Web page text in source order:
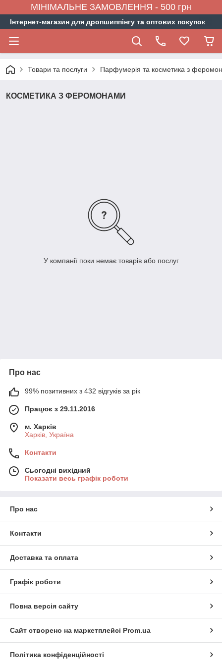
МІНІМАЛЬНЕ ЗАМОВЛЕННЯ - 500 грн
Інтернет-магазин для дропшиппінгу та оптових покупок
Товари та послуги Парфумерія та косметика з
КОСМЕТИКА З ФЕРОМОНАМИ
У компанії поки немає товарів або послуг
Про нас
99% позитивних з 432 відгуків за рік
Працює з 29.11.2016
м. Харків
Харків, Україна
Контакти
Сьогодні вихідний
Показати весь графік роботи
Про нас
Контакти
Доставка та оплата
Графік роботи
Повна версія сайту
Сайт створено на маркетплейсі Prom.ua
Політика конфіденційності